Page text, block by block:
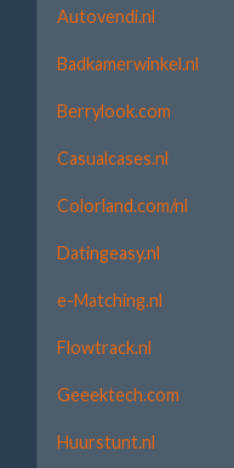
Autovendi.nl
Badkamerwinkel.nl
Berrylook.com
Casualcases.nl
Colorland.com/nl
Datingeasy.nl
e-Matching.nl
Flowtrack.nl
Geeektech.com
Huurstunt.nl